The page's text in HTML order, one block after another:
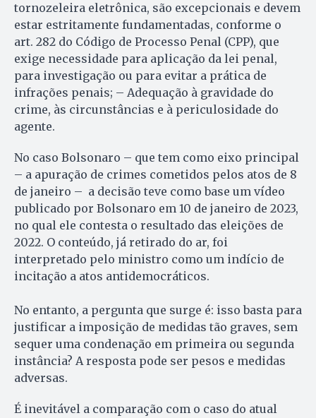
tornozeleira eletrônica, são excepcionais e devem
estar estritamente fundamentadas, conforme o
art. 282 do Código de Processo Penal (CPP), que
exige necessidade para aplicação da lei penal,
para investigação ou para evitar a prática de
infrações penais; – Adequação à gravidade do
crime, às circunstâncias e à periculosidade do
agente.
No caso Bolsonaro – que tem como eixo principal
– a apuração de crimes cometidos pelos atos de 8
de janeiro – a decisão teve como base um vídeo
publicado por Bolsonaro em 10 de janeiro de 2023,
no qual ele contesta o resultado das eleições de
2022. O conteúdo, já retirado do ar, foi
interpretado pelo ministro como um indício de
incitação a atos antidemocráticos.
No entanto, a pergunta que surge é: isso basta para
justificar a imposição de medidas tão graves, sem
sequer uma condenação em primeira ou segunda
instância? A resposta pode ser pesos e medidas
adversas.
É inevitável a comparação com o caso do atual